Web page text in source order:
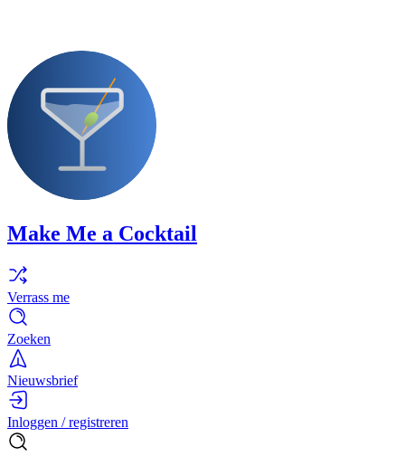
Make Me a Cocktail
Verrass me
Zoeken
Nieuwsbrief
Inloggen / registreren